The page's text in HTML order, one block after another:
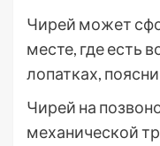
Чирей может
месте, где есть
лопатках,
Чирей на
механической